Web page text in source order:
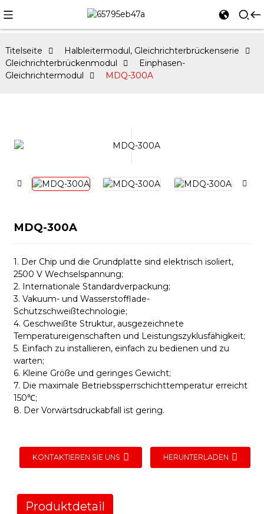
Titelseite
Halbleitermodul, Gleichrichterbrückenserie
Gleichrichterbrückenmodul
Einphasen-
Gleichrichtermodul
MDQ-300A
MDQ-300A
1. Der Chip und die Grundplatte sind elektrisch isoliert,
2500 V Wechselspannung;
2. Internationale Standardverpackung;
3. Vakuum- und Wasserstofflade-
Schutzschweißtechnologie;
4. Geschweißte Struktur, ausgezeichnete
Temperatureigenschaften und Leistungszyklusfähigkeit;
5. Einfach zu installieren, einfach zu bedienen und zu
warten;
6. Kleine Größe und geringes Gewicht;
7. Die maximale Betriebssperrschichttemperatur erreicht
150℃;
8. Der Vorwärtsdruckabfall ist gering.
KONTAKTIEREN SIE UNS HERUNTERLADEN
Produktdetail